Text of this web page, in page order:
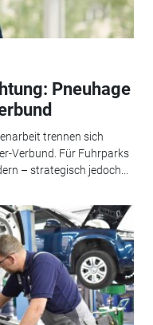
Pneuhage
trennen sich
Verbund. Für Fuhrparks
– strategisch jedoch...